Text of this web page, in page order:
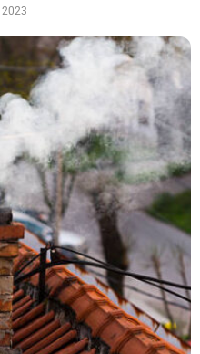
2023